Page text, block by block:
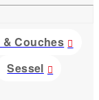
& Couches
Sessel